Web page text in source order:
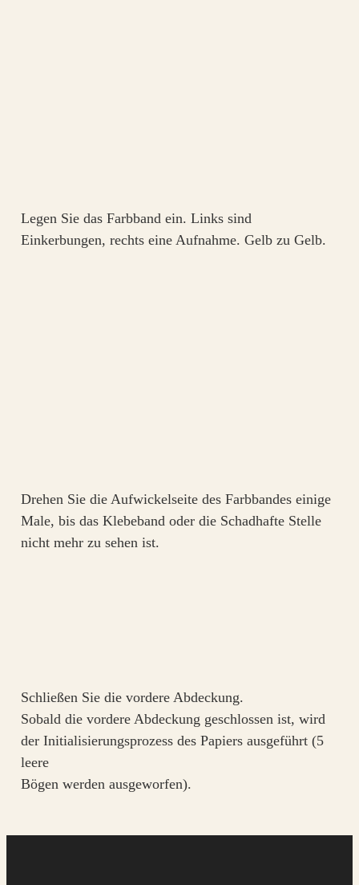
Legen Sie das Farbband ein. Links sind
Einkerbungen, rechts eine Aufnahme. Gelb zu Gelb.
Drehen Sie die Aufwickelseite des Farbbandes einige
Male, bis das Klebeband oder die Schadhafte Stelle
nicht mehr zu sehen ist.
Schließen Sie die vordere Abdeckung.
Sobald die vordere Abdeckung geschlossen ist, wird
der Initialisierungsprozess des Papiers ausgeführt (5
leere
Bögen werden ausgeworfen).